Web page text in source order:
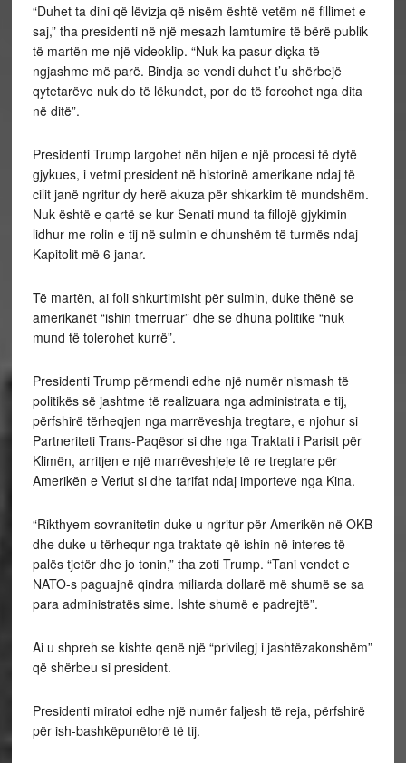
“Duhet ta dini që lëvizja që nisëm është vetëm në fillimet e
saj,” tha presidenti në një mesazh lamtumire të bërë publik
të martën me një videoklip. “Nuk ka pasur diçka të
ngjashme më parë. Bindja se vendi duhet t’u shërbejë
qytetarëve nuk do të lëkundet, por do të forcohet nga dita
në ditë”.
Presidenti Trump largohet nën hijen e një procesi të dytë
gjykues, i vetmi president në historinë amerikane ndaj të
cilit janë ngritur dy herë akuza për shkarkim të mundshëm.
Nuk është e qartë se kur Senati mund ta fillojë gjykimin
lidhur me rolin e tij në sulmin e dhunshëm të turmës ndaj
Kapitolit më 6 janar.
Të martën, ai foli shkurtimisht për sulmin, duke thënë se
amerikanët “ishin tmerruar” dhe se dhuna politike “nuk
mund të tolerohet kurrë”.
Presidenti Trump përmendi edhe një numër nismash të
politikës së jashtme të realizuara nga administrata e tij,
përfshirë tërheqjen nga marrëveshja tregtare, e njohur si
Partneriteti Trans-Paqësor si dhe nga Traktati i Parisit për
Klimën, arritjen e një marrëveshjeje të re tregtare për
Amerikën e Veriut si dhe tarifat ndaj importeve nga Kina.
“Rikthyem sovranitetin duke u ngritur për Amerikën në OKB
dhe duke u tërhequr nga traktate që ishin në interes të
palës tjetër dhe jo tonin,” tha zoti Trump. “Tani vendet e
NATO-s paguajnë qindra miliarda dollarë më shumë se sa
para administratës sime. Ishte shumë e padrejtë”.
Ai u shpreh se kishte qenë një “privilegj i jashtëzakonshëm”
që shërbeu si president.
Presidenti miratoi edhe një numër faljesh të reja, përfshirë
për ish-bashkëpunëtorë të tij.